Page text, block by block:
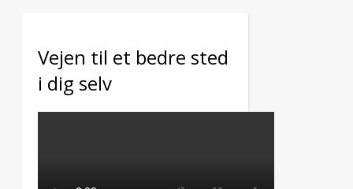
Vejen til et bedre sted
i dig selv